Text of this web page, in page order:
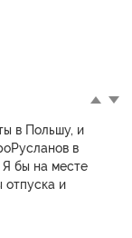
в Польшу, и
в
бы на месте
отпуска и